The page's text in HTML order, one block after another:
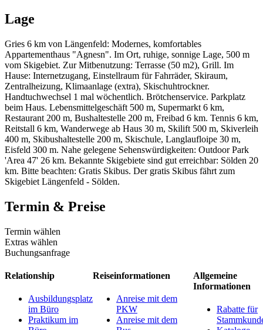
Lage
Gries 6 km von Längenfeld: Modernes, komfortables
Appartementhaus "Agnesn". Im Ort, ruhige, sonnige Lage, 500 m
vom Skigebiet. Zur Mitbenutzung: Terrasse (50 m2), Grill. Im
Hause: Internetzugang, Einstellraum für Fahrräder, Skiraum,
Zentralheizung, Klimaanlage (extra), Skischuhtrockner.
Handtuchwechsel 1 mal wöchentlich. Brötchenservice. Parkplatz
beim Haus. Lebensmittelgeschäft 500 m, Supermarkt 6 km,
Restaurant 200 m, Bushaltestelle 200 m, Freibad 6 km. Tennis 6 km,
Reitstall 6 km, Wanderwege ab Haus 30 m, Skilift 500 m, Skiverleih
400 m, Skibushaltestelle 200 m, Skischule, Langlaufloipe 30 m,
Eisfeld 300 m. Nahe gelegene Sehenswürdigkeiten: Outdoor Park
'Area 47' 26 km. Bekannte Skigebiete sind gut erreichbar: Sölden 20
km. Bitte beachten: Gratis Skibus. Der gratis Skibus fährt zum
Skigebiet Längenfeld - Sölden.
Termin & Preise
Termin wählen
Extras wählen
Buchungsanfrage
Relationship
Ausbildungsplatz
im Büro
Praktikum im
Reiseinformationen
Anreise mit dem
PKW
Anreise mit dem
Allgemeine
Informationen
Rabatte für